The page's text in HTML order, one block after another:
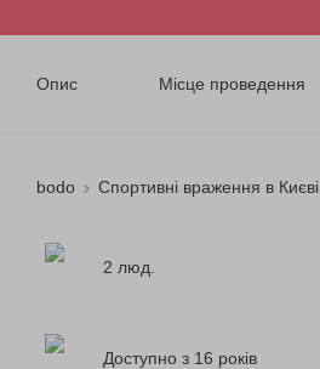
Опис Місце проведення
bodo Спортивні враження в Києві
2 люд.
Доступно з 16 років